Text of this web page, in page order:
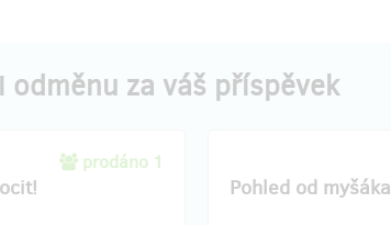
odměnu za váš příspěvek
prodáno 1
Pohled od myšáka